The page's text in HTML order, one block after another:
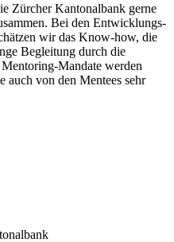
Zürcher Kantonalbank gerne
Bei den Entwicklungs-
wir das Know-how, die
Begleitung durch die
Mandate werden
von den Mentees sehr